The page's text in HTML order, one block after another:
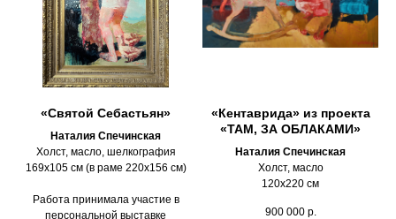
«Святой Себастьян»
Наталия Спечинская
Холст, масло, шелкография
169х105 см (в раме 220х156 см)
Работа принимала участие в
персональной выставке
«Кентаврида» из проекта
«ТАМ, ЗА ОБЛАКАМИ»
Наталия Спечинская
Холст, масло
120х220 см
900 000 р.